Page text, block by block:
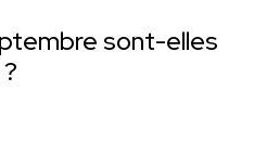
sont-elles